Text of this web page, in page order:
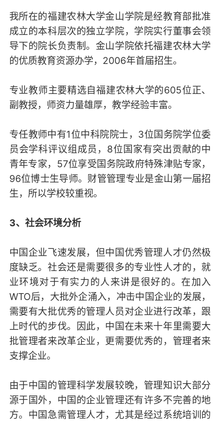
我所在的福建农林大学金山学院是经教育部批准
成立的本科层次的独立学院，学院实行董事会领
导下的院长负责制。金山学院依托福建农林大学
的优质教育资源办学，2006年首届招生。
专业教师主要精选自福建农林大学的605位正、
副教授，师资力量雄厚，教学经验丰富。
专任教师中有1位中科院院士，3位国务院学位委
员会学科评议组成员，8位国家有突出贡献的中
青年专家，57位享受国务院政府特殊津贴专家，
96位博士生导师。财管管理专业是金山第一届招
生，所以学校较重视。
3、社会环境分析
中国企业飞速发展，但中国优秀管理人才仍然极
度缺乏。社会还是需要很多的专业性人才的，就
业环境对于有实力的人来讲是很好的。在加入
WTO后，大批外企涌入，冲击中国企业的发展，
需要有大批优秀的管理人员对企业进行改革，跟
上时代的步伐。因此，中国在未来十年里需要大
批管理者来改革企业，更需要优秀的，管理者来
支撑企业。
由于中国的管理科学发展较晚，管理知识大部分
源于国外，中国的企业管理还有许多不完善的地
方。中国急需管理人才，尤其是经过系统培训的